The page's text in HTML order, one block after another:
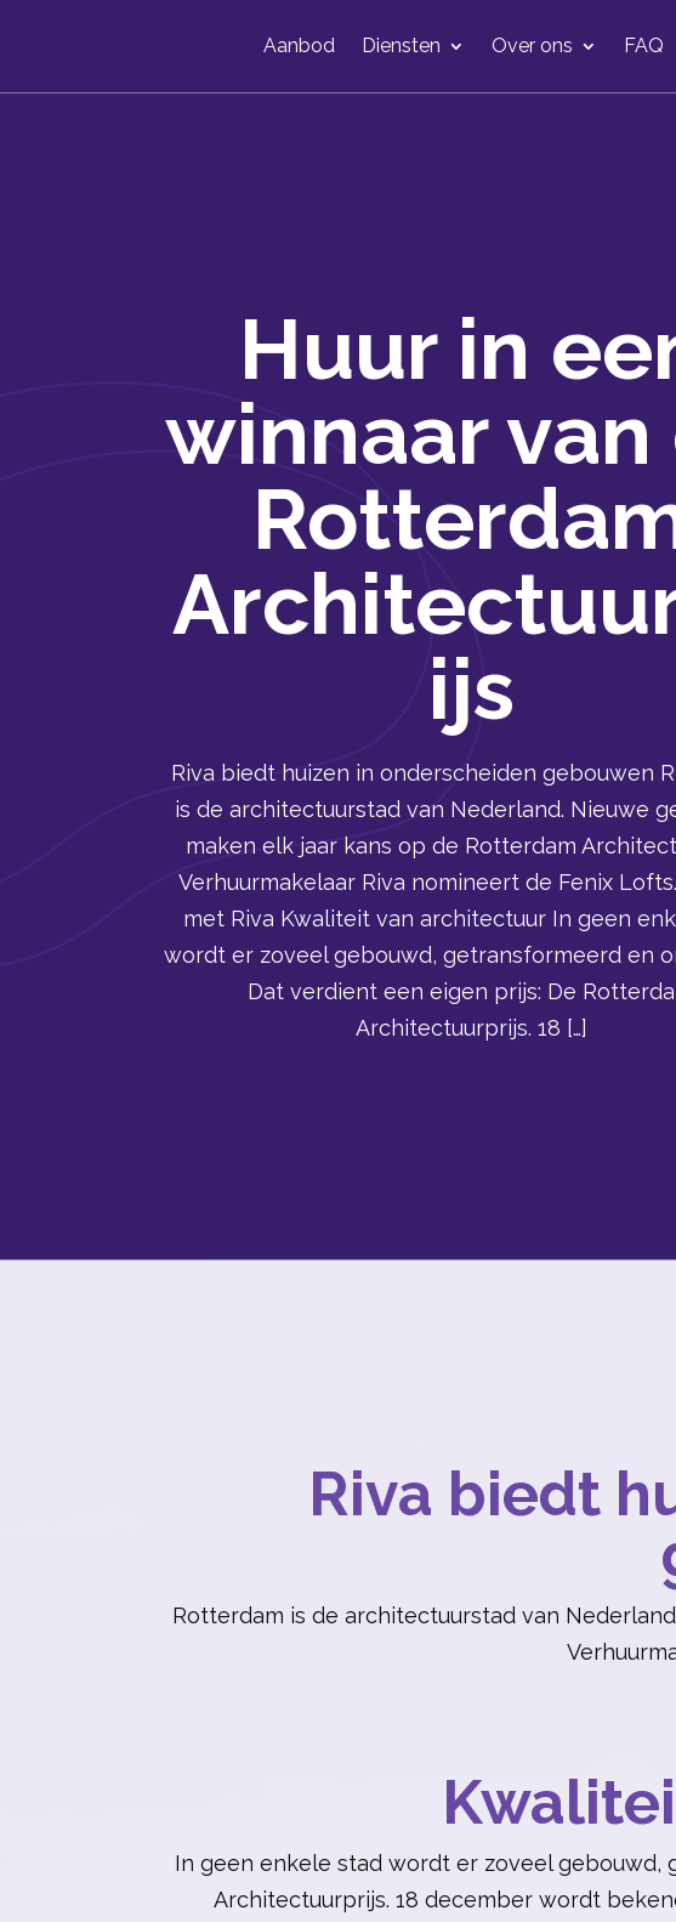
Aanbod Diensten Over ons FAQ
Huur in
winnaar van
ijs
Riva biedt huizen in onderscheiden gebouwen
is de architectuurstad van Nederland. Nieuwe
maken elk jaar kans op de Rotterdam
Verhuurmakelaar Riva nomineert de Fenix
met Riva Kwaliteit van architectuur In geen
wordt er zoveel gebouwd, getransformeerd en
Dat verdient een eigen prijs: De
Architectuurprijs. 18 […]
Riva biedt
Rotterdam is de architectuurstad van
In geen enkele stad wordt er zoveel
Architectuurprijs. 18 december wordt